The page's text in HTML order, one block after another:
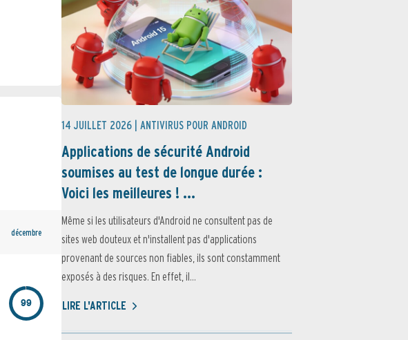
décembre
99
14 JUILLET 2026 | ANTIVIRUS POUR ANDROID
Applications de sécurité Android
soumises au test de longue durée :
Voici les meilleures ! ...
Même si les utilisateurs d'Android ne consultent pas de
sites web douteux et n'installent pas d'applications
provenant de sources non fiables, ils sont constamment
exposés à des risques. En effet, il...
LIRE L'ARTICLE